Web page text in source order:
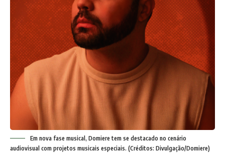
Em nova fase musical, Domiere tem se destacado no cenário
audiovisual com projetos musicais especiais. (Créditos: Divulgação/Domiere)